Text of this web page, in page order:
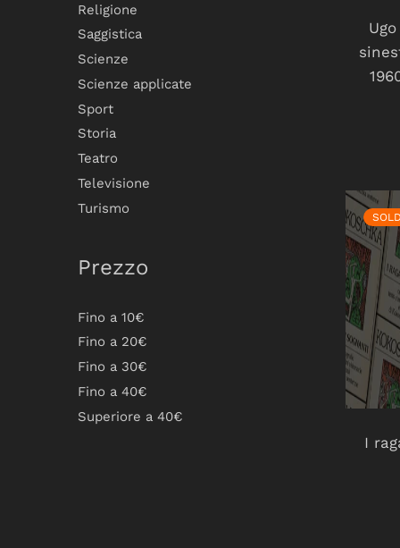
Religione
Saggistica
Scienze
Scienze applicate
Sport
Storia
Teatro
Televisione
Turismo
Prezzo
Fino a 10€
Fino a 20€
Fino a 30€
Fino a 40€
Superiore a 40€
I